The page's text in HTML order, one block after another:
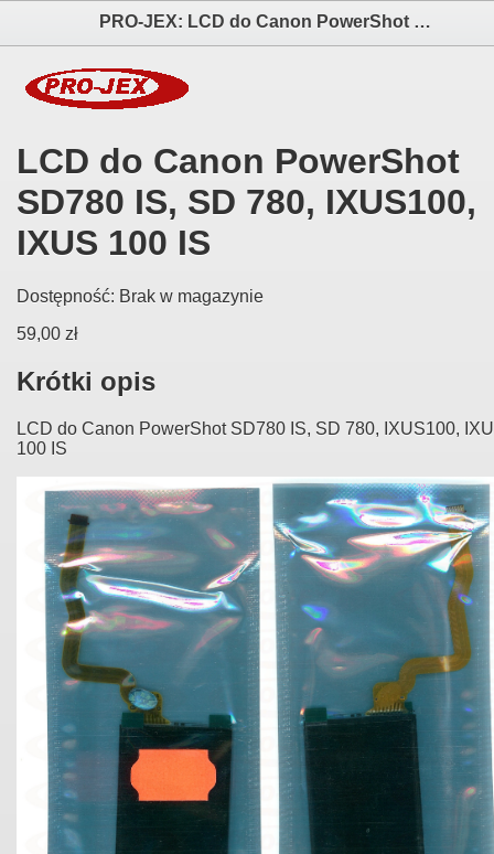
PRO-JEX: LCD do Canon PowerShot SD780 IS, SD 780, IXUS100, IXUS 100 IS elektronika i akcesoria aparatów fotograficznych
LCD do Canon PowerShot
SD780 IS, SD 780, IXUS100,
IXUS 100 IS
Dostępność: Brak w magazynie
59,00 zł
Krótki opis
LCD do Canon PowerShot SD780 IS, SD 780, IXUS100,
100 IS